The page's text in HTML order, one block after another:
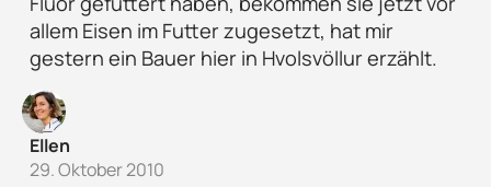
allem Eisen im Futter zugesetzt, hat mir
gestern ein Bauer hier in Hvolsvöllur erzählt.
Ellen
29. Oktober 2010